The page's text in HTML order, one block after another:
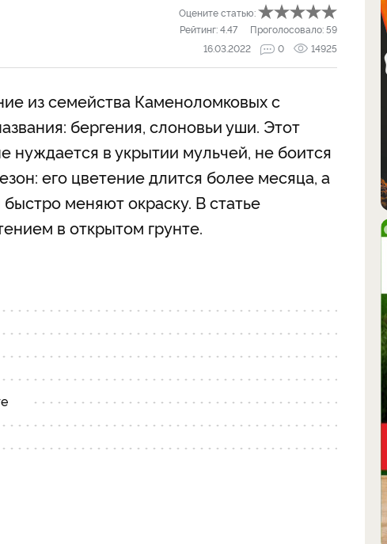
Оцените статью:
Рейтинг:4.47 Проголосовало:59
16.03.2022
0 14925
из семейства Каменоломковых с
бергения, слоновьи уши. Этот
нуждается в укрытии мульчей, не боится
его цветение длится более месяца, а
меняют окраску. В статье
в открытом грунте.